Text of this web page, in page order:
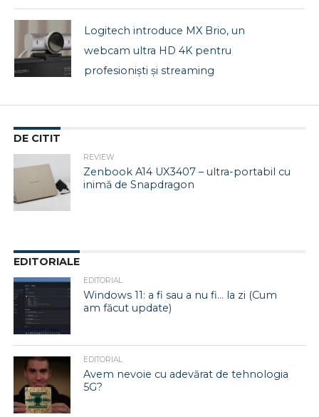
Logitech introduce MX Brio, un
webcam ultra HD 4K pentru
profesioniști și streaming
DE CITIT
REVIEW
Zenbook A14 UX3407 – ultra-portabil cu
inimă de Snapdragon
EDITORIALE
EDITORIAL
Windows 11: a fi sau a nu fi… la zi (Cum
am făcut update)
EDITORIAL
Avem nevoie cu adevărat de tehnologia
5G?